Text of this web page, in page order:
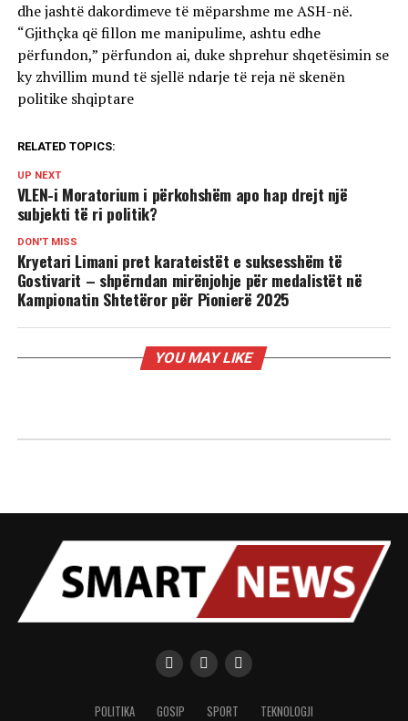
dhe jashtë dakordimeve të mëparshme me ASH-në.
“Gjithçka që fillon me manipulime, ashtu edhe
përfundon,” përfundon ai, duke shprehur shqetësimin se
ky zhvillim mund të sjellë ndarje të reja në skenën
politike shqiptare
RELATED TOPICS:
UP NEXT
VLEN-i Moratorium i përkohshëm apo hap drejt një
subjekti të ri politik?
DON'T MISS
Kryetari Limani pret karateistët e suksesshëm të
Gostivarit – shpërndan mirënjohje për medalistët në
Kampionatin Shtetëror për Pionierë 2025
YOU MAY LIKE
POLITIKA GOSIP SPORT TEKNOLOGJI